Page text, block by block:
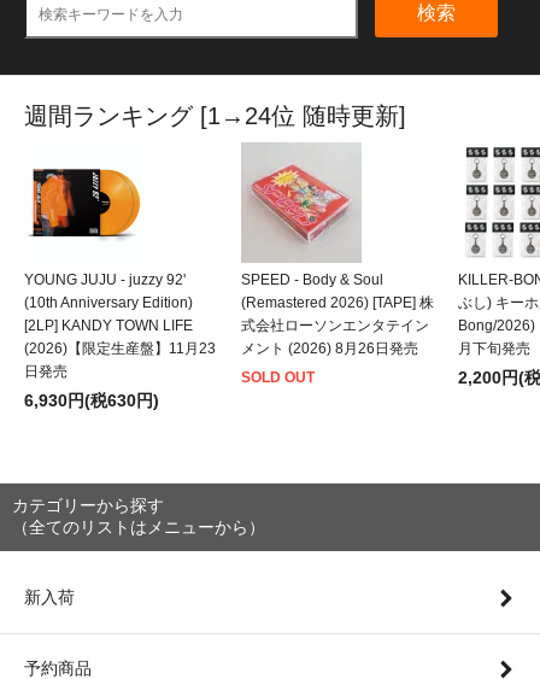
検索
週間ランキング [1→24位 随時更新]
YOUNG JUJU - juzzy 92'
(10th Anniversary Edition)
[2LP] KANDY TOWN LIFE
(2026)【限定生産盤】11月23
日発売
6,930円(税630円)
SPEED - Body & Soul
(Remastered 2026) [TAPE] 株
式会社ローソンエンタテイン
メント (2026) 8月26日発売
SOLD OUT
KILLER-
ぶし) キー
Bong/2026)
月下旬発売
2,200円(
カテゴリーから探す
（全てのリストはメニューから）
新入荷
予約商品